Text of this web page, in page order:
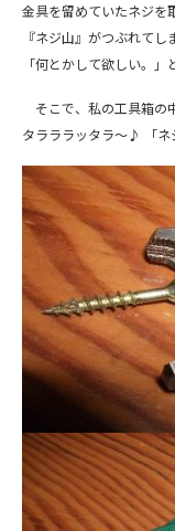
金具を留めていたネジを
『ネジ山』がつぶれてし
「何とかして欲しい。」
そこで、私の工具箱の
タラララッタラ～♪ 「ネ